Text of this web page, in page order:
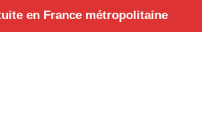
en France métropolitaine